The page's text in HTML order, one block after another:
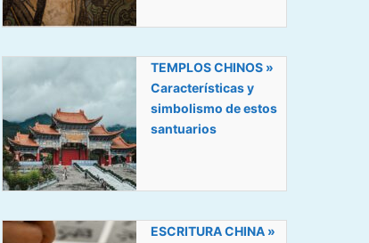
TEMPLOS CHINOS »
Características y
simbolismo de estos
santuarios
ESCRITURA CHINA »